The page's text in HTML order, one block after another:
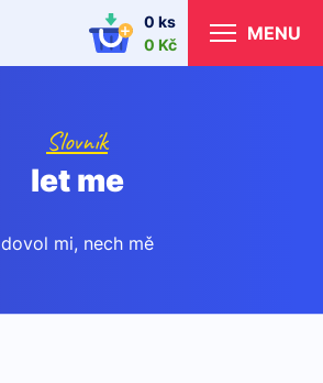
0 ks
0 Kč
MENU
Slovník
let me
dovol mi, nech mě